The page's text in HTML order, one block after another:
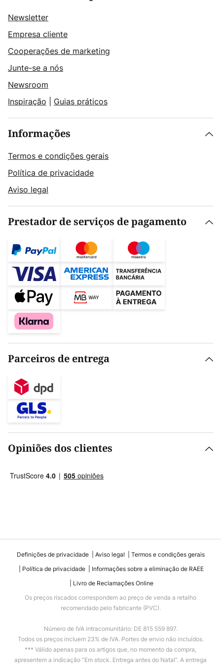
Newsletter
Empresa cliente
Cooperações de marketing
Junte-se a nós
Newsroom
Inspiração
Guias práticos
Informações
Termos e condições gerais
Política de privacidade
Aviso legal
Prestador de serviços de pagamento
Parceiros de entrega
Opiniões dos clientes
Definições de privacidade Aviso legal
Termos e condições gerais
Política de privacidade
Informações sobre a eliminação de RAEE
Livro de Reclamações Online
Os preços riscados correspondem ao preço de venda a retalho
recomendado pelo fabricante (PVC).
Número de IVA intracomunitário: DE 815 559 897.
Todos os preços incluem 23% de IVA. Portes de envio não incluídos.
*** Válido apenas para os artigos que, no momento da compra,
apresentem a indicação “Em stock. Entrega antes do Natal”. A entrega